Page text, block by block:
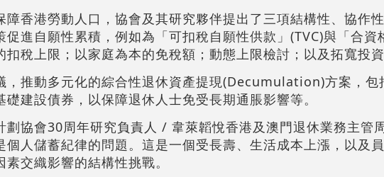
障香港勞動人口，協會及其研究夥伴提出了三項結構性、協作
促進自願性累積，例如為「可扣稅自願性供款」(TVC)與「合
扣稅上限；以家庭為本的免稅額；動態上限檢討；以及拓寬投資
，推動多元化的綜合性退休資產提現(Decumulation)方案，包
礎建設債券，以保障退休人士免受長期通脹影響等。
劃協會30周年研究負責人 / 韋萊韜悅香港及澳門退休業務主管
個人儲蓄紀律的問題。這是一個受長壽、生活成本上漲，以及
素交織影響的結構性挑戰。